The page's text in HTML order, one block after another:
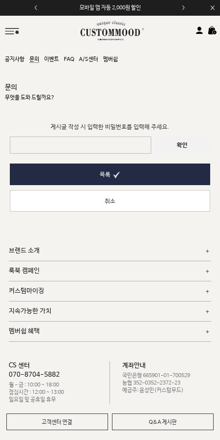
모바일 앱 자동 2,000원 할인
공지사항 문의 이벤트 FAQ A/S센터 멤버쉽
문의
무엇을 도와 드릴까요?
게시글 작성 시 입력한 비밀번호를 입력해 주세요.
확인
목록
취소
브랜드 소개
룩북 캠페인
커스텀마이징
지속가능한 가치
멤버쉽 혜택
CS 센터
070-8704-5882
월 - 금 : 10:00 ~ 18:00
점심시간 : 12:00 ~ 13:00
일요일 및 공휴일 휴무
계좌안내
국민은행 665901-01-700529
농협 352-0352-2372-23
예금주: 윤성민(커스텀무드)
고객센터 연결 Q&A 게시판